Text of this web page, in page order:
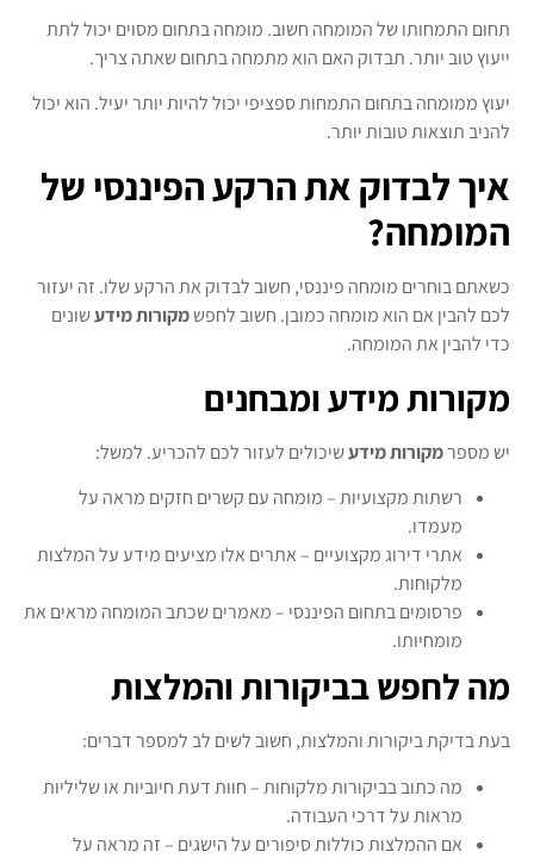
תחום התמחותו של המומחה חשוב. מומחה בתחום מסוים יכול לתת
ייעוץ טוב יותר. תבדוק האם הוא מתמחה בתחום שאתה צריך.
יעוץ ממומחה בתחום התמחות ספציפי יכול להיות יותר יעיל. הוא יכול
להניב תוצאות טובות יותר.
איך לבדוק את הרקע הפיננסי של
המומחה?
כשאתם בוחרים מומחה פיננסי, חשוב לבדוק את הרקע שלו. זה יעזור
לכם להבין אם הוא מומחה כמובן. חשוב לחפשמקורות מידעשונים
כדי להבין את המומחה.
מקורות מידע ומבחנים
יש מספרמקורות מידעשיכולים לעזור לכם להכריע. למשל:
רשתות מקצועיות – מומחה עם קשרים חזקים מראה על
מעמדו.
אתרי דירוג מקצועיים – אתרים אלו מציעים מידע על המלצות
מלקוחות.
פרסומים בתחום הפיננסי – מאמרים שכתב המומחה מראים את
מומחיותו.
מה לחפש בביקורות והמלצות
בעת בדיקת ביקורות והמלצות, חשוב לשים לב למספר דברים:
מה כתוב בביקורות מלקוחות – חוות דעת חיוביות או שליליות
מראות על דרכי העבודה.
אם ההמלצות כוללות סיפורים על הישגים – זה מראה על